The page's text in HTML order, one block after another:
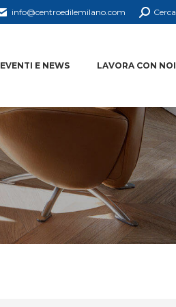
info@centroedilemilano.com Cerca
EVENTI E NEWS LAVORA CON NOI